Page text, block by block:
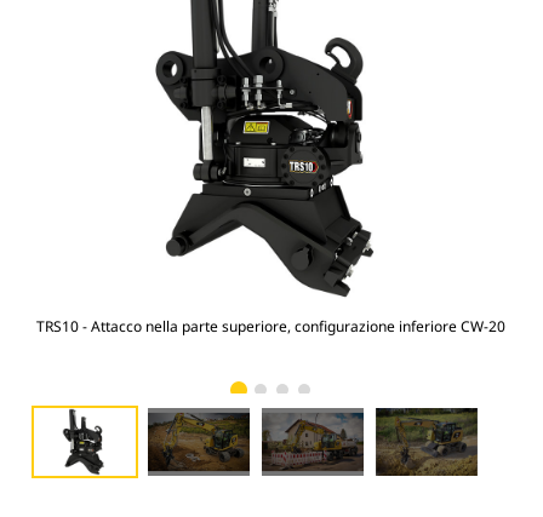
TRS10 - Attacco nella parte superiore, configurazione inferiore CW-20